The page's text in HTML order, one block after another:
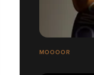
MOOOOR